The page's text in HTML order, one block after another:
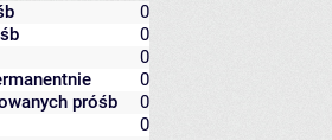
0
0
0
0
próśb
0
0